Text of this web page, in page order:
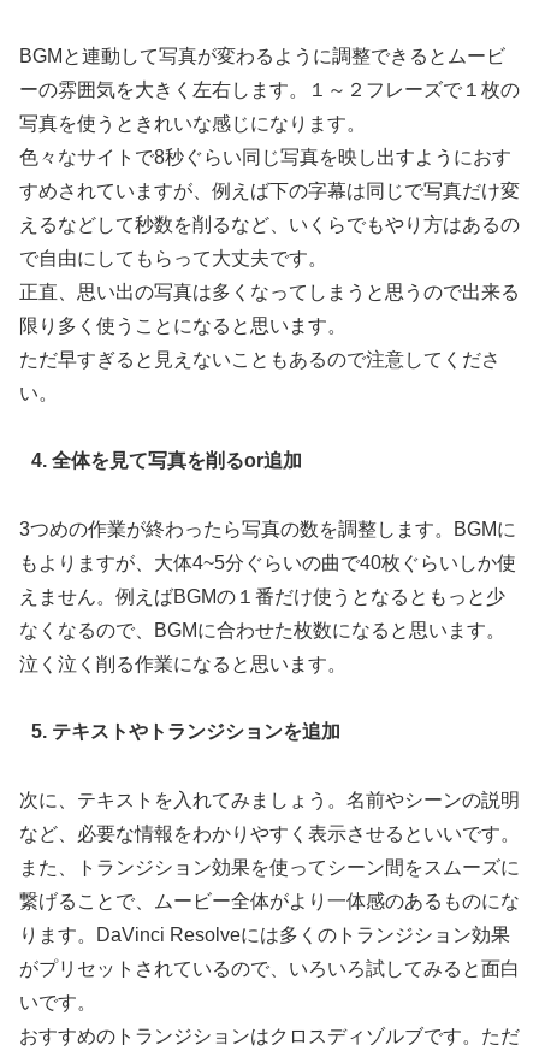
BGMと連動して写真が変わるように調整できるとムービ
ーの雰囲気を大きく左右します。１～２フレーズで１枚の
写真を使うときれいな感じになります。
色々なサイトで8秒ぐらい同じ写真を映し出すようにおす
すめされていますが、例えば下の字幕は同じで写真だけ変
えるなどして秒数を削るなど、いくらでもやり方はあるの
で自由にしてもらって大丈夫です。
正直、思い出の写真は多くなってしまうと思うので出来る
限り多く使うことになると思います。
ただ早すぎると見えないこともあるので注意してくださ
い。
4. 全体を見て写真を削るor追加
3つめの作業が終わったら写真の数を調整します。BGMに
もよりますが、大体4~5分ぐらいの曲で40枚ぐらいしか使
えません。例えばBGMの１番だけ使うとなるともっと少
なくなるので、BGMに合わせた枚数になると思います。
泣く泣く削る作業になると思います。
5. テキストやトランジションを追加
次に、テキストを入れてみましょう。名前やシーンの説明
など、必要な情報をわかりやすく表示させるといいです。
また、トランジション効果を使ってシーン間をスムーズに
繋げることで、ムービー全体がより一体感のあるものにな
ります。DaVinci Resolveには多くのトランジション効果
がプリセットされているので、いろいろ試してみると面白
いです。
おすすめのトランジションはクロスディゾルブです。ただ